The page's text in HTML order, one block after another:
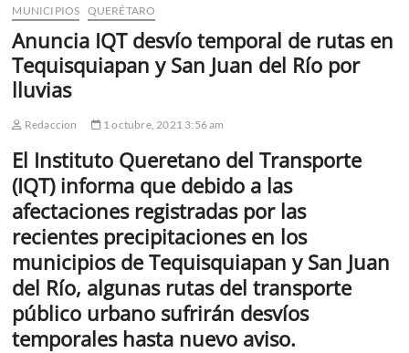
MUNICIPIOS QUERÉTARO
Anuncia IQT desvío temporal de rutas en
Tequisquiapan y San Juan del Río por
lluvias
Redaccion 1 octubre, 2021 3:56 am
El Instituto Queretano del Transporte
(IQT) informa que debido a las
afectaciones registradas por las
recientes precipitaciones en los
municipios de Tequisquiapan y San Juan
del Río, algunas rutas del transporte
público urbano sufrirán desvíos
temporales hasta nuevo aviso.